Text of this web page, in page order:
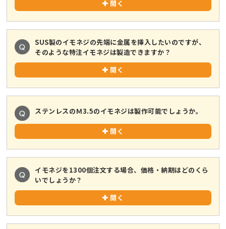
開く
SUS製のイモネジの先端に金属を挿入したいのですが、
そのような特注イモネジは製造できますか？
開く
ステンレスのＭ3.5のイモネジは製作可能でしょうか。
開く
イモネジを1300個注文する場合、価格・納期はどのくら
いでしょうか？
開く